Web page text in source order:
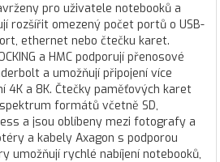
pro uživatele notebooků a
rozšířit omezený počet portů o USB-
ethernet nebo čtečku karet.
a HMC podporují přenosové
a umožňují připojení více
4K a 8K. Čtečky paměťových karet
formátů včetně SD,
a jsou oblíbeny mezi fotografy a
a kabely Axagon s podporou
umožňují rychlé nabíjení notebooků,